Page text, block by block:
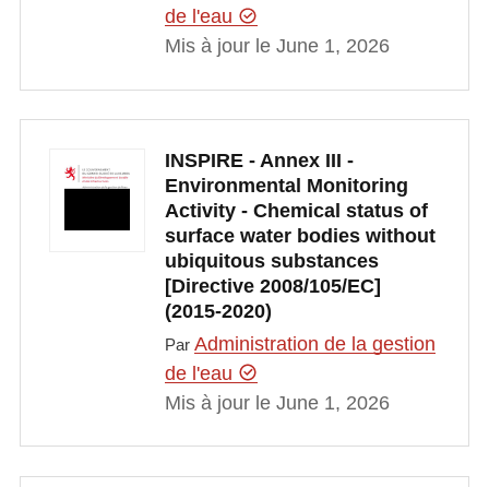
de l'eau
Mis à jour le June 1, 2026
INSPIRE - Annex III -
Environmental Monitoring
Activity - Chemical status of
surface water bodies without
ubiquitous substances
[Directive 2008/105/EC]
(2015-2020)
Par Administration de la gestion
de l'eau
Mis à jour le June 1, 2026